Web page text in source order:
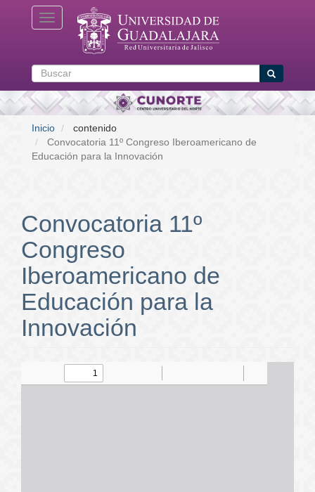
Toggle navigation
Buscar Buscar
Inicio
contenido
Convocatoria 11º Congreso Iberoamericano de
Educación para la Innovación
Convocatoria 11º
Congreso
Iberoamericano de
Educación para la
Innovación